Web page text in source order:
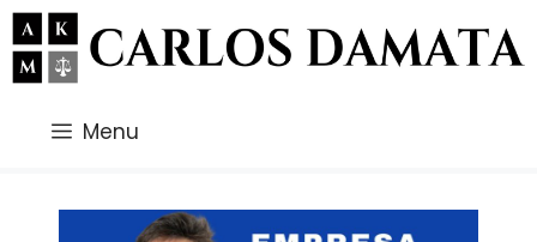
Saltar
al
contenido
Menu